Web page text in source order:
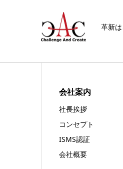
革新
会社案内
社長挨拶
コンセプト
ISMS認証
会社概要